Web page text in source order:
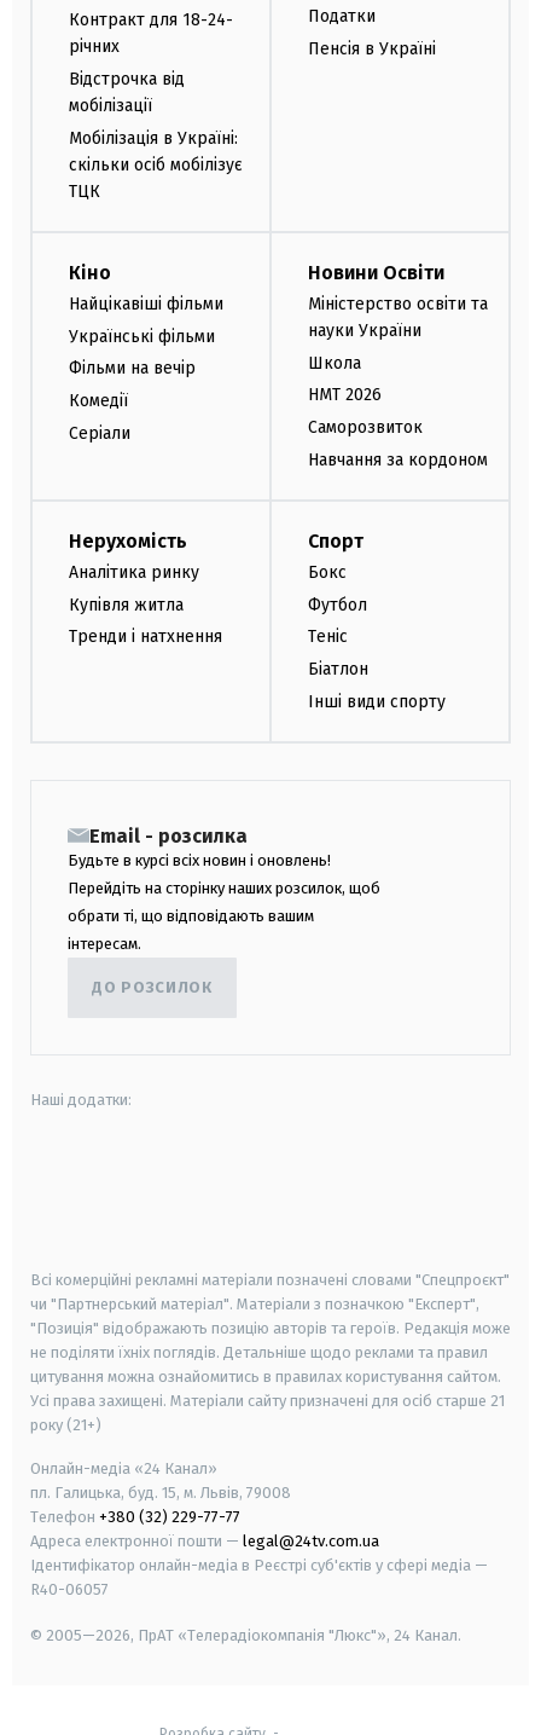
Контракт для 18-24-
річних
Відстрочка від
мобілізації
Мобілізація в Україні:
скільки осіб мобілізує
ТЦК
Податки
Пенсія в Україні
Кіно
Найцікавіші фільми
Українські фільми
Фільми на вечір
Комедії
Серіали
Новини Освіти
Міністерство освіти та
науки України
Школа
НМТ 2026
Саморозвиток
Навчання за кордоном
Нерухомість
Аналітика ринку
Купівля житла
Тренди і натхнення
Спорт
Бокс
Футбол
Теніс
Біатлон
Інші види спорту
Email - розсилка
Будьте в курсі всіх новин і оновлень!
Перейдіть на сторінку наших розсилок, щоб
обрати ті, що відповідають вашим
інтересам.
ДО РОЗСИЛОК
Наші додатки:
Всі комерційні рекламні матеріали позначені словами "Спецпроєкт"
чи "Партнерський матеріал". Матеріали з позначкою "Експерт",
"Позиція" відображають позицію авторів та героїв. Редакція може
не поділяти їхніх поглядів. Детальніше щодо реклами та правил
цитування можна ознайомитись в правилах користування сайтом.
Усі права захищені. Матеріали сайту призначені для осіб старше 21
року (21+)
Онлайн-медіа «24 Канал»
пл. Галицька, буд. 15, м. Львів, 79008
Телефон +380 (32) 229-77-77
Адреса електронної пошти — legal@24tv.com.ua
Ідентифікатор онлайн-медіа в Реєстрі суб'єктів у сфері медіа —
R40-06057
© 2005—2026, ПрАТ «Телерадіокомпанія "Люкс"», 24 Канал.